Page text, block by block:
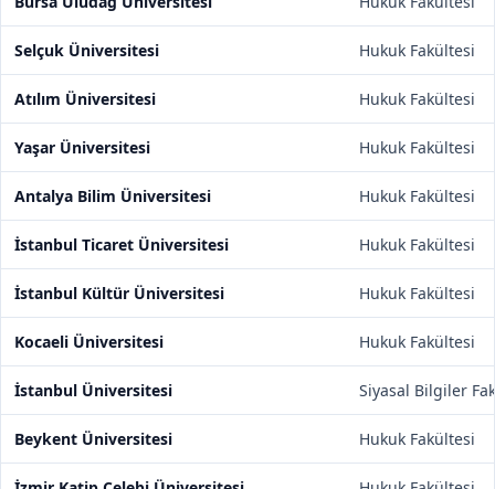
Selçuk Üniversitesi Hukuk Fakültesi
Atılım Üniversitesi Hukuk Fakültesi
Yaşar Üniversitesi Hukuk Fakültesi
Antalya Bilim Üniversitesi Hukuk Fakültesi
İstanbul Ticaret Üniversitesi Hukuk Fakültesi
İstanbul Kültür Üniversitesi Hukuk Fakültesi
Kocaeli Üniversitesi Hukuk Fakültesi
İstanbul Üniversitesi Siyasal Bilgiler
Beykent Üniversitesi Hukuk Fakültesi